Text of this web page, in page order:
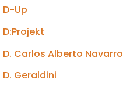
D-Up
D:Projekt
D. Carlos Alberto Navarro
D. Geraldini